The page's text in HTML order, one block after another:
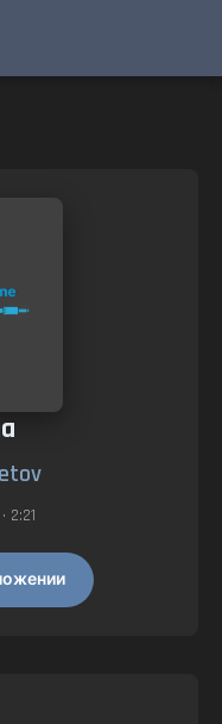
• 2:21